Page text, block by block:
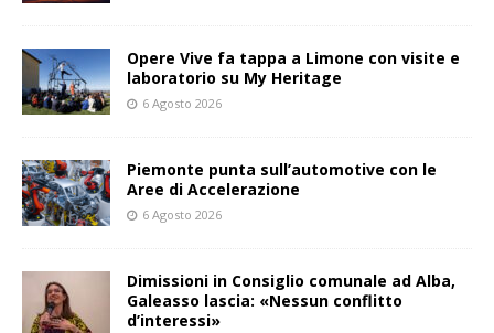
Opere Vive fa tappa a Limone con visite e
laboratorio su My Heritage
6 Agosto 2026
Piemonte punta sull’automotive con le
Aree di Accelerazione
6 Agosto 2026
Dimissioni in Consiglio comunale ad Alba,
Galeasso lascia: «Nessun conflitto
d’interessi»